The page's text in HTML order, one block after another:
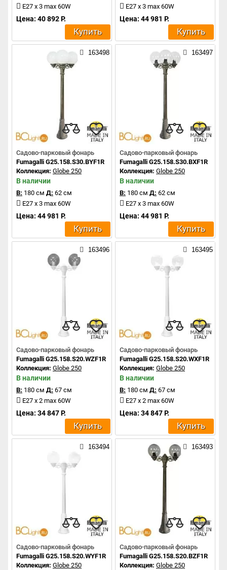
E27 x 3 max 60W
Цена: 40 892 Р.
Купить
E27 x 3 max 60W
Цена: 44 981 Р.
Купить
163498
Садово-парковый фонарь
Fumagalli G25.158.S30.BYF1R
Коллекция: Globe 250
В наличии
В: 180 см Д: 62 см
E27 x 3 max 60W
Цена: 44 981 Р.
Купить
163497
Садово-парковый фонарь
Fumagalli G25.158.S30.BXF1R
Коллекция: Globe 250
В наличии
В: 180 см Д: 62 см
E27 x 3 max 60W
Цена: 44 981 Р.
Купить
163496
Садово-парковый фонарь
Fumagalli G25.158.S20.WZF1R
Коллекция: Globe 250
В наличии
В: 180 см Д: 67 см
E27 x 2 max 60W
Цена: 34 847 Р.
Купить
163495
Садово-парковый фонарь
Fumagalli G25.158.S20.WXF1R
Коллекция: Globe 250
В наличии
В: 180 см Д: 67 см
E27 x 2 max 60W
Цена: 34 847 Р.
Купить
163494
Садово-парковый фонарь
Fumagalli G25.158.S20.WYF1R
Коллекция: Globe 250
163493
Садово-парковый фонарь
Fumagalli G25.158.S20.BZF1R
Коллекция: Globe 250